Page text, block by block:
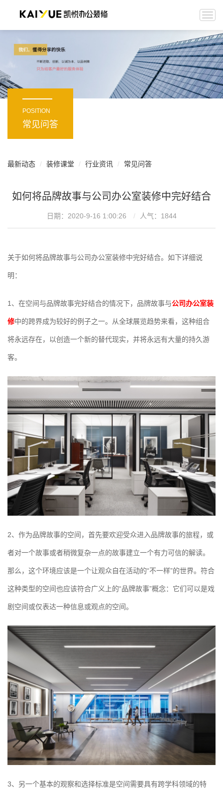
POSITION
常见问答
最新动态 装修课堂 行业资讯 常见问答
如何将品牌故事与公司办公室装修中完好结合
日期：2020-9-16 1:00:26 人气： 1844
关于如何将品牌故事与公司办公室装修中完好结合。如下详细说
明：
1、在空间与品牌故事完好结合的情况下，品牌故事与公司办公室装
修中的跨界成为较好的例子之一。从全球展览趋势来看，这种组合
将永远存在，以创造一个新的替代现实，并将永远有大量的持久游
客。
2、作为品牌故事的空间，首先要欢迎受众进入品牌故事的旅程，或
者对一个故事或者稍微复杂一点的故事建立一个有力可信的解读。
那么，这个环境应该是一个让观众自在活动的“不一样”的世界。符合
这种类型的空间也应该符合广义上的“品牌故事”概念：它们可以是戏
剧空间或仅表达一种信息或观点的空间。
3、另一个基本的观察和选择标准是空间需要具有跨学科领域的特